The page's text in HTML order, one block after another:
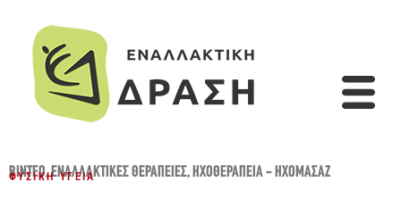
ΒΊΝΤΕΟ,ΕΝΑΛΛΑΚΤΙΚΈΣ ΘΕΡΑΠΕΊΕΣ,ΗΧΟΘΕΡΑΠΕΊΑ - ΗΧΟΜΑΣΆΖ
ΦΥΣΙΚΉ ΥΓΕΊΑ